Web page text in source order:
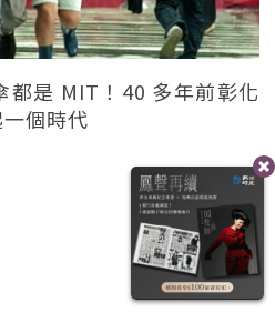
都是 MIT！40 多年前彰化
一個時代